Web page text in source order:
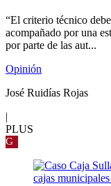
“El criterio técnico
acompañado por una
por parte de las aut...
Opinión
José Ruidías Rojas
|
PLUS
G